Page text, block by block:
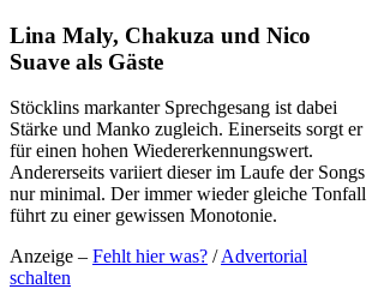
Lina Maly, Chakuza und Nico
Suave als Gäste
Stöcklins markanter Sprechgesang ist dabei
Stärke und Manko zugleich. Einerseits sorgt er
für einen hohen Wiedererkennungswert.
Andererseits variiert dieser im Laufe der Songs
nur minimal. Der immer wieder gleiche Tonfall
führt zu einer gewissen Monotonie.
Anzeige – Fehlt hier was? /Advertorial
schalten